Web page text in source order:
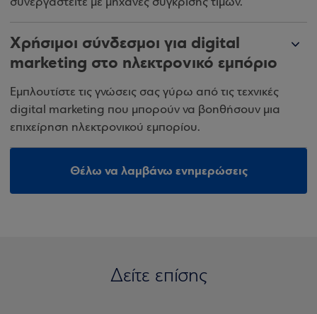
Χρήσιμοι σύνδεσμοι για digital
marketing στο ηλεκτρονικό εμπόριο
Εμπλουτίστε τις γνώσεις σας γύρω από τις τεχνικές
digital marketing που μπορούν να βοηθήσουν μια
επιχείρηση ηλεκτρονικού εμπορίου.
Θέλω να λαμβάνω ενημερώσεις
Δείτε επίσης